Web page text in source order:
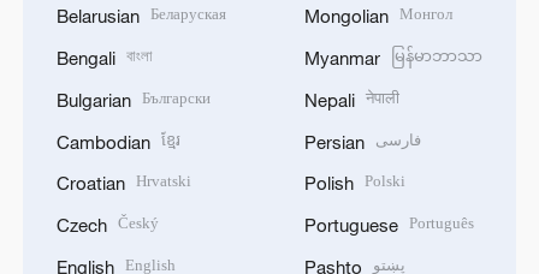
Belarusian Беларуская
Bengali বাংলা
Bulgarian Български
Cambodian ខ្មែរ
Croatian Hrvatski
Czech Český
English English
Mongolian Монгол
Myanmar မြန်မာဘာသာ
Nepali नेपाली
Persian فارسی
Polish Polski
Portuguese Português
Pashto پښتو